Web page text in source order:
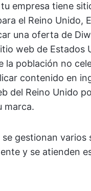
empresa tiene
el Reino Unido,
una oferta de
web de Estados
la población no
contenido en
del Reino Unido
marca.
se gestionan varios
y se atienden